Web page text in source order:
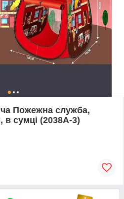
Пожежна служба,
в сумці (2038A-3)